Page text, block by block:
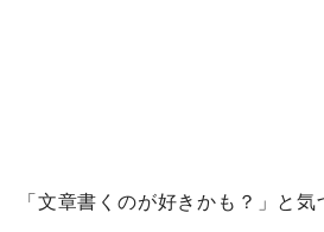
「文章書くのが好きかも？」と気